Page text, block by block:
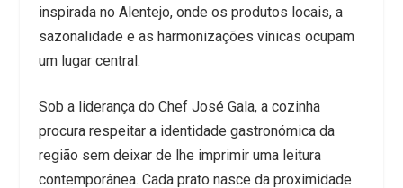
inspirada no Alentejo, onde os produtos locais, a
sazonalidade e as harmonizações vínicas ocupam
um lugar central.
Sob a liderança do Chef José Gala, a cozinha
procura respeitar a identidade gastronómica da
região sem deixar de lhe imprimir uma leitura
contemporânea. Cada prato nasce da proximidade